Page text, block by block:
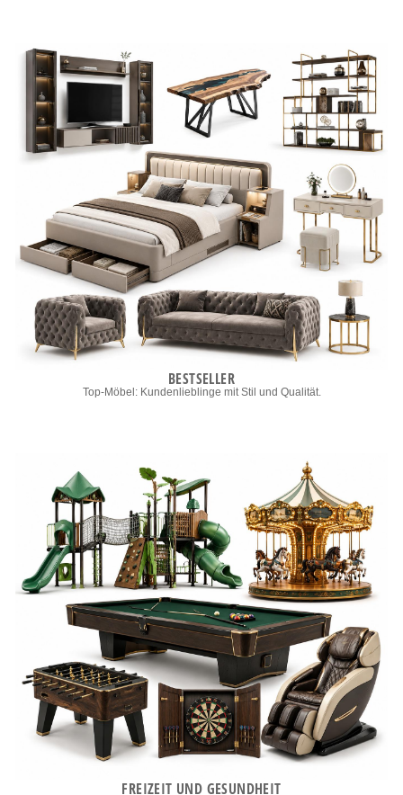
BESTSELLER
Top-Möbel: Kundenlieblinge mit Stil und Qualität.
FREIZEIT UND GESUNDHEIT